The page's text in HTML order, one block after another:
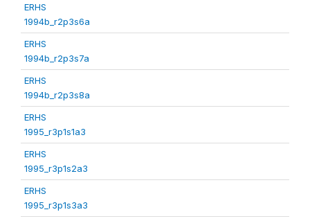
ERHS
1994b_r2p3s6a
ERHS
1994b_r2p3s7a
ERHS
1994b_r2p3s8a
ERHS
1995_r3p1s1a3
ERHS
1995_r3p1s2a3
ERHS
1995_r3p1s3a3